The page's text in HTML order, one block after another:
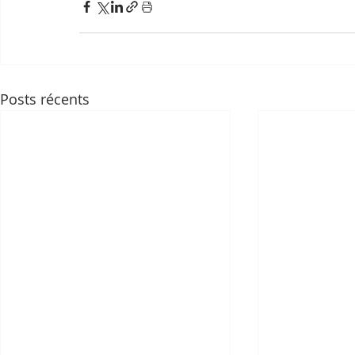
Posts récents